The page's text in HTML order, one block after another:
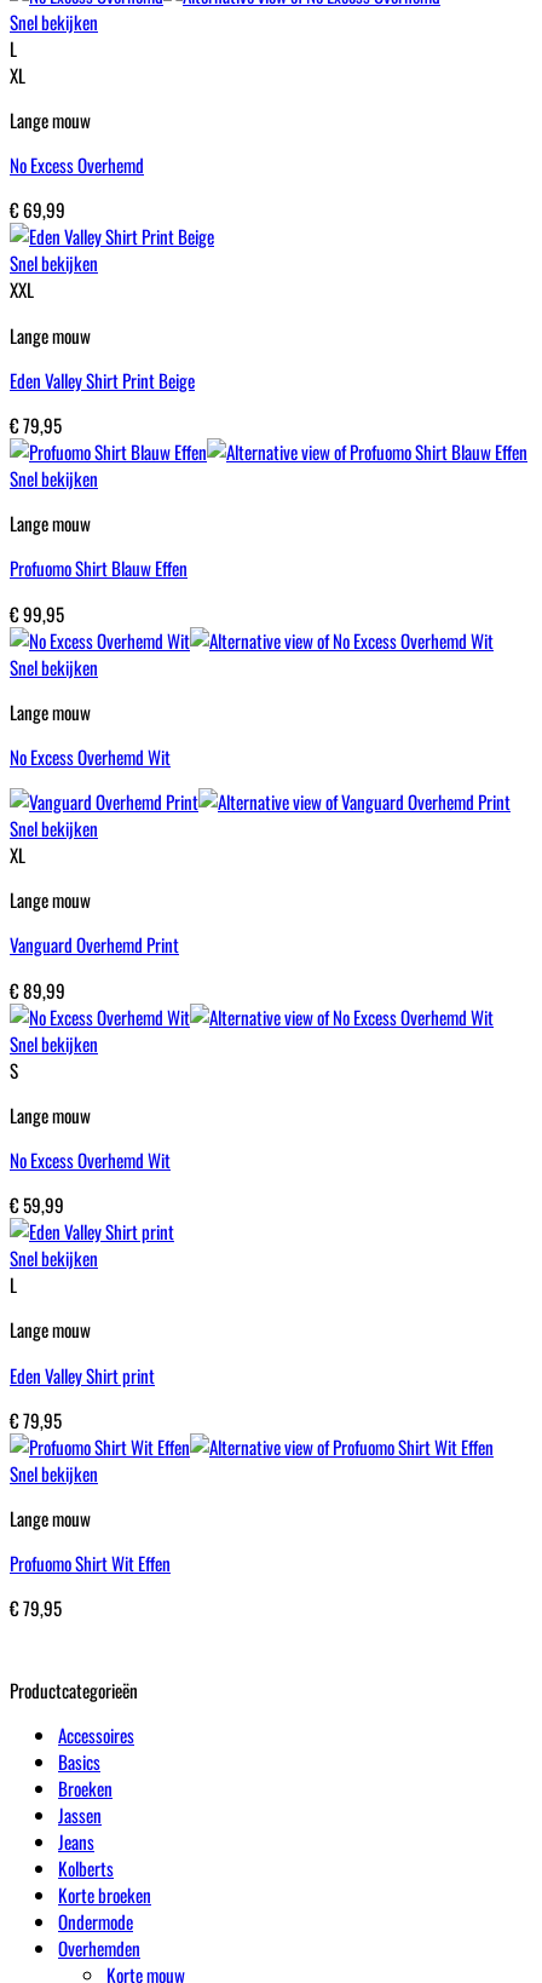
Snel bekijken
L
XL
Lange mouw
No Excess Overhemd
€69,99
Snel bekijken
XXL
Lange mouw
Eden Valley Shirt Print Beige
€79,95
Snel bekijken
Lange mouw
Profuomo Shirt Blauw Effen
€99,95
Snel bekijken
Lange mouw
No Excess Overhemd Wit
Snel bekijken
XL
Lange mouw
Vanguard Overhemd Print
€89,99
Snel bekijken
S
Lange mouw
No Excess Overhemd Wit
€59,99
Snel bekijken
L
Lange mouw
Eden Valley Shirt print
€79,95
Snel bekijken
Lange mouw
Profuomo Shirt Wit Effen
€79,95
Productcategorieën
Accessoires
Basics
Broeken
Jassen
Jeans
Kolberts
Korte broeken
Ondermode
Overhemden
Korte mouw